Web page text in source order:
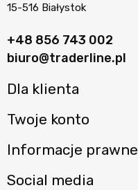
15-516 Białystok
+48 856 743 002
biuro@traderline.pl
Dla klienta
Twoje konto
Informacje prawne
Social media